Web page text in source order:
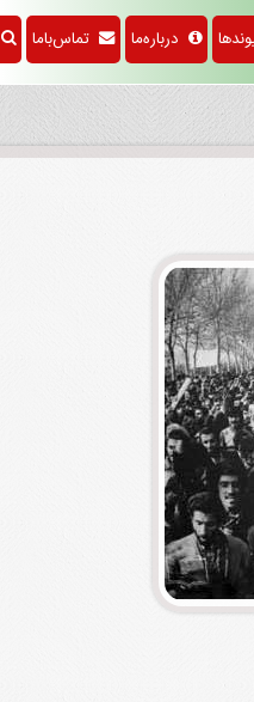
درباره‌ما تماس‌باما